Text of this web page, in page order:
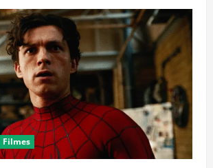
Filmes